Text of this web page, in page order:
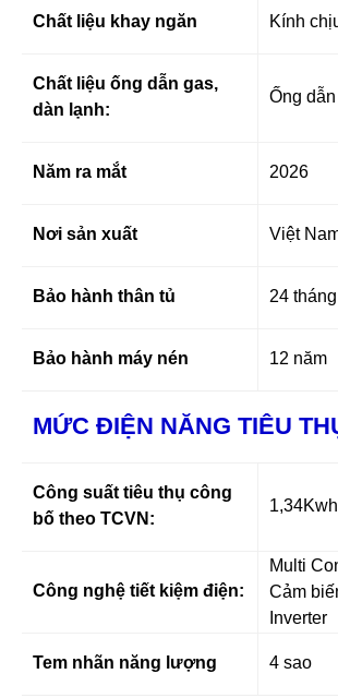
Chất liệu khay ngăn Kính
Chất liệu ống dẫn gas,
dàn lạnh:
Ống
Năm ra mắt 2026
Nơi sản xuất Việt
Bảo hành thân tủ 24 tháng
Bảo hành máy nén 12 năm
MỨC ĐIỆN NĂNG TIÊU
Công suất tiêu thụ công
bố theo TCVN:
Công nghệ tiết kiệm điện:
Multi
Cảm
Inverter
Tem nhãn năng lượng 4 sao